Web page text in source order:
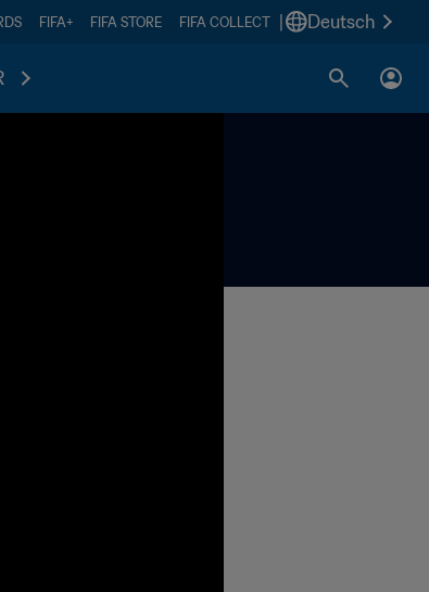
FIFA+ FIFA STORE FIFA COLLECT Deutsch